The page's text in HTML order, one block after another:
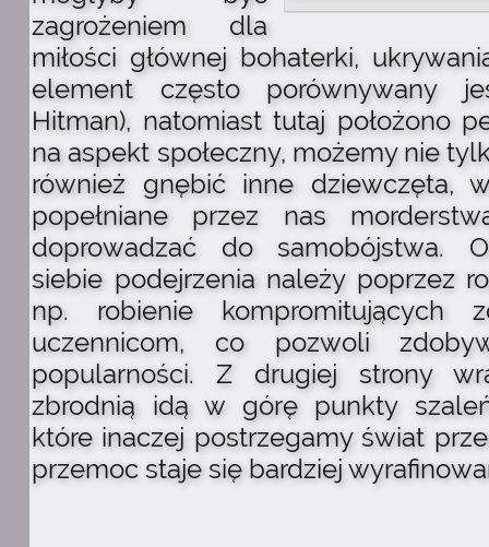
zagrożeniem dla
miłości głównej bohaterki,
element często porównywany
Hitman), natomiast tutaj położono
na aspekt społeczny, możemy nie
również gnębić inne dziewczęta,
popełniane przez nas
doprowadzać do samobójstwa.
siebie podejrzenia należy poprzez
np. robienie kompromitujących
uczennicom, co pozwoli
popularności. Z drugiej strony
zbrodnią idą w górę punkty
które inaczej postrzegamy świat
przemoc staje się bardziej